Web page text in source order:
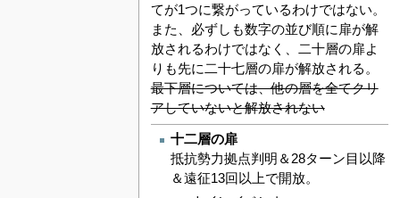
てが1つに繋がっているわけではない。
また、必ずしも数字の並び順に扉が解
放されるわけではなく、二十層の扉よ
りも先に二十七層の扉が解放される。
最下層については、他の層を全てクリ
アしていないと解放されない
十二層の扉
抵抗勢力拠点判明＆28ターン目以降
＆遠征13回以上で開放。